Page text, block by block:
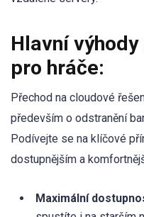
Hlavní
pro hráče:
Přechod na cloudové
především o odstranění
Podívejte se na klíčové
dostupnějším a
Maximální